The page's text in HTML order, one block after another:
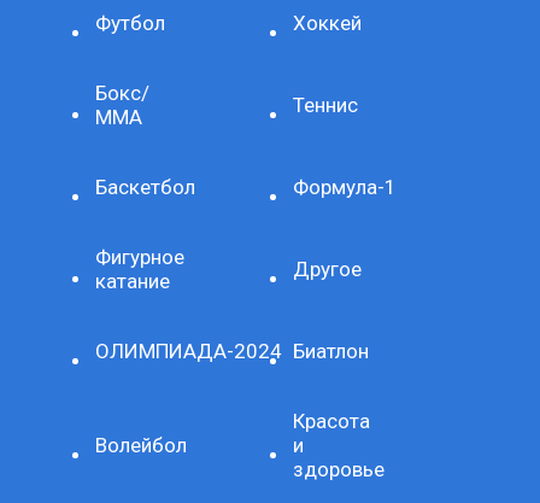
Футбол Хоккей
Бокс/
ММА
Теннис
Баскетбол Формула-1
Фигурное
катание
Другое
ОЛИМПИАДА-2024 Биатлон
Волейбол
Красота
и
здоровье